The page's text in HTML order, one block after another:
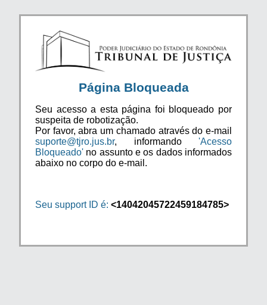
Página Bloqueada
Seu acesso a esta página foi bloqueado por
suspeita de robotização.
Por favor, abra um chamado através do e-mail
suporte@tjro.jus.br, informando 'Acesso
Bloqueado' no assunto e os dados informados
abaixo no corpo do e-mail.
Seu support ID é: <14042045722459184785>